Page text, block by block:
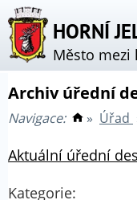
HORNÍ
Město mezi
Archiv úřední
Navigace: » Úřad
Aktuální úřední
Kategorie: